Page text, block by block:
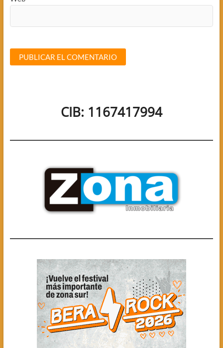
CIB: 1167417994